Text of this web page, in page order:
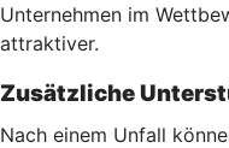
Unternehmen im
attraktiver.
Zusätzliche
Nach einem Unfall